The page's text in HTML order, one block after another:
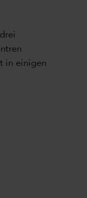
in einigen